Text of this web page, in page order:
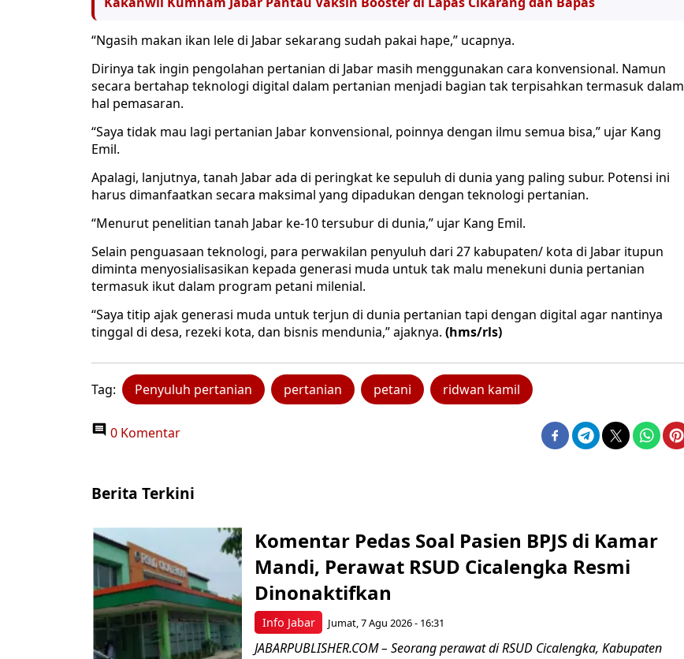
“Ngasih makan ikan lele di Jabar sekarang sudah pakai hape,” ucapnya.
Dirinya tak ingin pengolahan pertanian di Jabar masih menggunakan cara konvensional. Namun
secara bertahap teknologi digital dalam pertanian menjadi bagian tak terpisahkan termasuk dalam
hal pemasaran.
“Saya tidak mau lagi pertanian Jabar konvensional, poinnya dengan ilmu semua bisa,” ujar Kang
Emil.
Apalagi, lanjutnya, tanah Jabar ada di peringkat ke sepuluh di dunia yang paling subur. Potensi ini
harus dimanfaatkan secara maksimal yang dipadukan dengan teknologi pertanian.
“Menurut penelitian tanah Jabar ke-10 tersubur di dunia,” ujar Kang Emil.
Selain penguasaan teknologi, para perwakilan penyuluh dari 27 kabupaten/ kota di Jabar itupun
diminta menyosialisasikan kepada generasi muda untuk tak malu menekuni dunia pertanian
termasuk ikut dalam program petani milenial.
“Saya titip ajak generasi muda untuk terjun di dunia pertanian tapi dengan digital agar nantinya
tinggal di desa, rezeki kota, dan bisnis mendunia,” ajaknya. (hms/rls)
Tag: Penyuluh pertanian pertanian petani ridwan kamil
0 Komentar
Berita Terkini
Info Jabar
Komentar Pedas Soal Pasien BPJS di Kamar
Mandi, Perawat RSUD Cicalengka Resmi
Dinonaktifkan
Jumat, 7 Agu 2026 - 16:31
JABARPUBLISHER.COM – Seorang perawat di RSUD Cicalengka, Kabupaten